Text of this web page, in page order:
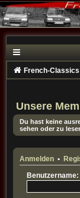
French-Classics
Unsere
Du hast keine
sehen oder zu
Anmelden•
Benutzername: